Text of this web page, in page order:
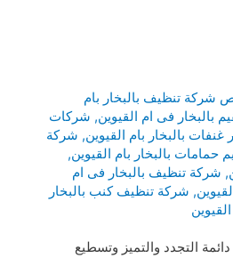
شركة تنظيف بالبخار بام
بالبخار فى ام القيوين, شركات
بالبخار بام القيوين, شركة
حمامات بالبخار بام القيوين,
, شركة تنظيف بالبخار فى ام
, شركة تنظيف كنب بالبخار
التجدد والتميز وتسطيع